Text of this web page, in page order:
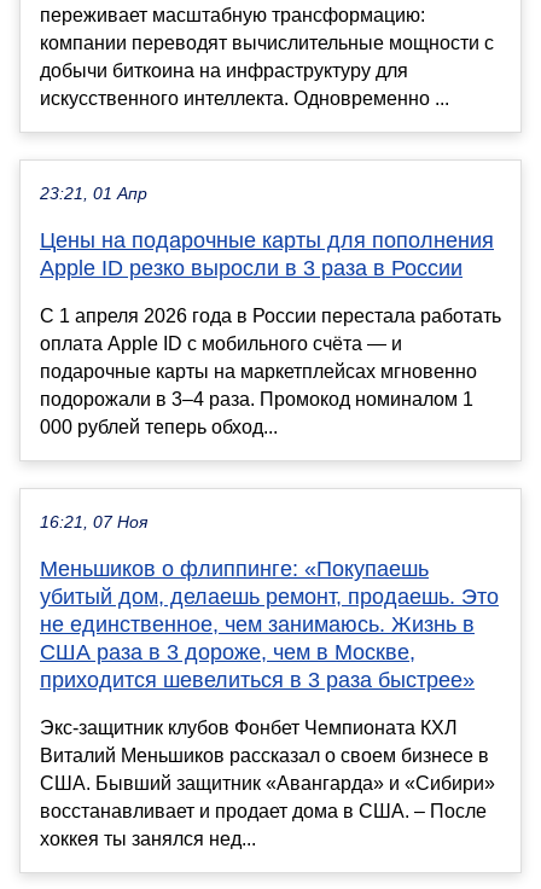
переживает масштабную трансформацию:
компании переводят вычислительные мощности с
добычи биткоина на инфраструктуру для
искусственного интеллекта. Одновременно ...
23:21, 01 Апр
Цены на подарочные карты для пополнения
Apple ID резко выросли в 3 раза в России
С 1 апреля 2026 года в России перестала работать
оплата Apple ID с мобильного счёта — и
подарочные карты на маркетплейсах мгновенно
подорожали в 3–4 раза. Промокод номиналом 1
000 рублей теперь обход...
16:21, 07 Ноя
Меньшиков о флиппинге: «Покупаешь
убитый дом, делаешь ремонт, продаешь. Это
не единственное, чем занимаюсь. Жизнь в
США раза в 3 дороже, чем в Москве,
приходится шевелиться в 3 раза быстрее»
Экс-защитник клубов Фонбет Чемпионата КХЛ
Виталий Меньшиков рассказал о своем бизнесе в
США. Бывший защитник «Авангарда» и «Сибири»
восстанавливает и продает дома в США. – После
хоккея ты занялся нед...